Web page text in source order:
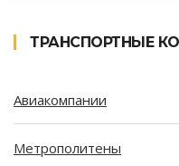
ТРАНСПОРТНЫЕ
Авиакомпании
Метрополитены